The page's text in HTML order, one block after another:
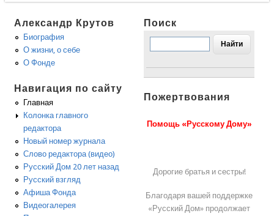
Александр Крутов
Биография
О жизни, о себе
О Фонде
Навигация по сайту
Главная
Колонка главного
редактора
Новый номер журнала
Слово редактора (видео)
Русский Дом 20 лет назад
Русский взгляд
Афиша Фонда
Видеогалерея
Поиск
Пожертвования
Помощь «Русскому Дому»
Дорогие братья и сестры!
Благодаря вашей поддержке
«Русский Дом» продолжает